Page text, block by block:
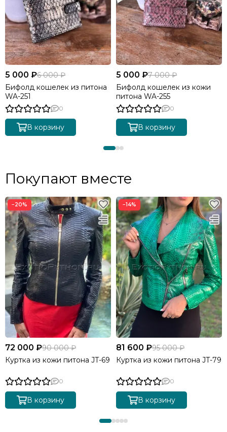
5 000 ₽6 000 ₽
Бифолд кошелек из питона
WA-251
0
В корзину
5 000 ₽7 000 ₽
Бифолд кошелек из кожи
питона WA-255
0
В корзину
Покупают вместе
−20%
72 000 ₽90 000 ₽
Куртка из кожи питона JT-69
0
В корзину
−14%
81 600 ₽95 000 ₽
Куртка из кожи питона JT-79
0
В корзину